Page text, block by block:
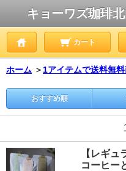
キョーワズ珈琲
カート
ホーム ＞ 1アイテムで送料無
おすすめ順
【レギュ
コーヒー